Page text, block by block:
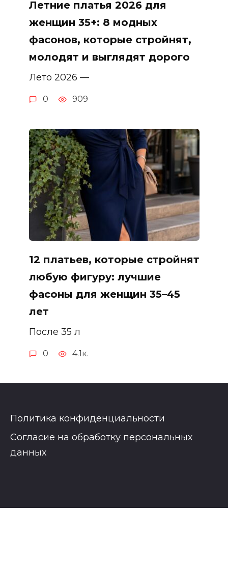
Летние платья 2026 для
женщин 35+: 8 модных
фасонов, которые стройнят,
молодят и выглядят дорого
Лето 2026 —
0 909
12 платьев, которые стройнят
любую фигуру: лучшие
фасоны для женщин 35–45
лет
После 35 л
0 4.1к.
Политика конфиденциальности
Согласие на обработку персональных
данных